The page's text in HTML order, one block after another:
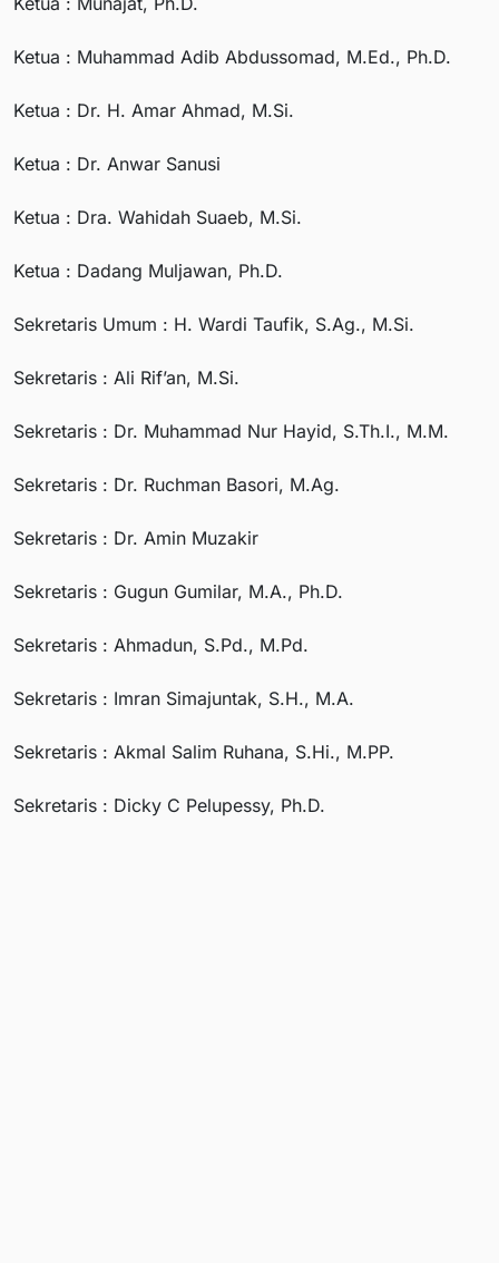
Ketua : Muhammad Adib Abdussomad, M.Ed., Ph.D.
Ketua : Dr. H. Amar Ahmad, M.Si.
Ketua : Dr. Anwar Sanusi
Ketua : Dra. Wahidah Suaeb, M.Si.
Ketua : Dadang Muljawan, Ph.D.
Sekretaris Umum : H. Wardi Taufik, S.Ag., M.Si.
Sekretaris : Ali Rif’an, M.Si.
Sekretaris : Dr. Muhammad Nur Hayid, S.Th.I., M.M.
Sekretaris : Dr. Ruchman Basori, M.Ag.
Sekretaris : Dr. Amin Muzakir
Sekretaris : Gugun Gumilar, M.A., Ph.D.
Sekretaris : Ahmadun, S.Pd., M.Pd.
Sekretaris : Imran Simajuntak, S.H., M.A.
Sekretaris : Akmal Salim Ruhana, S.Hi., M.PP.
Sekretaris : Dicky C Pelupessy, Ph.D.